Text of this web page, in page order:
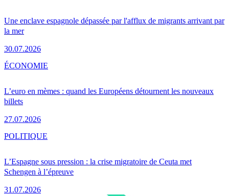
Une enclave espagnole dépassée par l'afflux de migrants arrivant par
la mer
30.07.2026
L’euro en mèmes : quand les Européens détournent les nouveaux
billets
27.07.2026
ÉCONOMIE
L’Espagne sous pression : la crise migratoire de Ceuta met
Schengen à l’épreuve
31.07.2026
POLITIQUE